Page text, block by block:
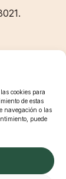
cookies para
de estas
navegación o las
puede